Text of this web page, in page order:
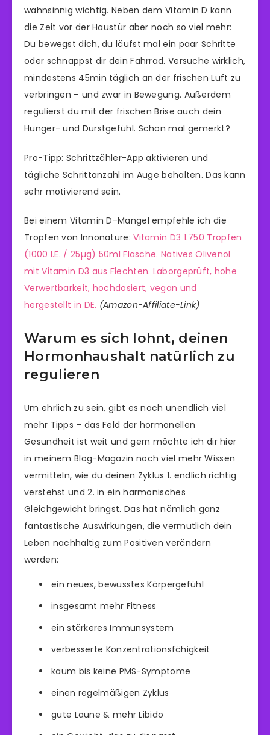
wahnsinnig wichtig. Neben dem Vitamin D kann
die Zeit vor der Haustür aber noch so viel mehr:
Du bewegst dich, du läufst mal ein paar Schritte
oder schnappst dir dein Fahrrad. Versuche wirklich,
mindestens 45min täglich an der frischen Luft zu
verbringen – und zwar in Bewegung. Außerdem
regulierst du mit der frischen Brise auch dein
Hunger- und Durstgefühl. Schon mal gemerkt?
Pro-Tipp: Schrittzähler-App aktivieren und
tägliche Schrittanzahl im Auge behalten. Das kann
sehr motivierend sein.
Bei einem Vitamin D-Mangel empfehle ich die
Tropfen von Innonature:Vitamin D3 1.750 Tropfen
(1000 I.E. / 25µg) 50ml Flasche. Natives Olivenöl
mit Vitamin D3 aus Flechten. Laborgeprüft, hohe
Verwertbarkeit, hochdosiert, vegan und
hergestellt in DE. (Amazon-Affiliate-Link)
Warum es sich lohnt, deinen
Hormonhaushalt natürlich zu
regulieren
Um ehrlich zu sein, gibt es noch unendlich viel
mehr Tipps – das Feld der hormonellen
Gesundheit ist weit und gern möchte ich dir hier
in meinem Blog-Magazin noch viel mehr Wissen
vermitteln, wie du deinen Zyklus 1. endlich richtig
verstehst und 2. in ein harmonisches
Gleichgewicht bringst. Das hat nämlich ganz
fantastische Auswirkungen, die vermutlich dein
Leben nachhaltig zum Positiven verändern
werden:
ein neues, bewusstes Körpergefühl
insgesamt mehr Fitness
ein stärkeres Immunsystem
verbesserte Konzentrationsfähigkeit
kaum bis keine PMS-Symptome
einen regelmäßigen Zyklus
gute Laune & mehr Libido